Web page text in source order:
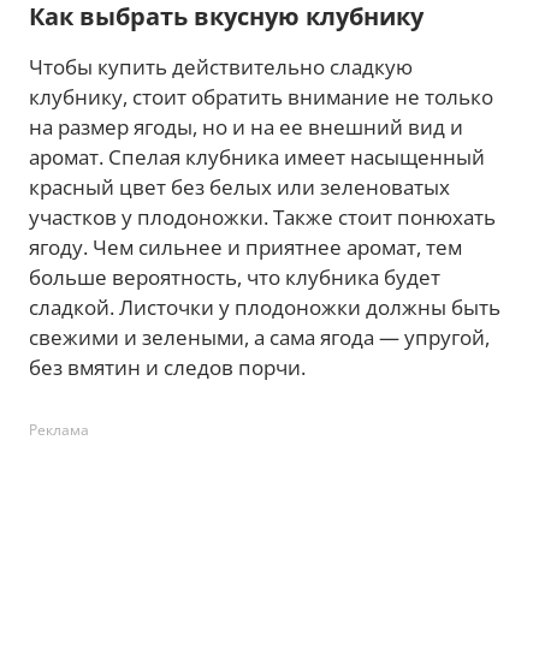
Как выбрать вкусную клубнику
Чтобы купить действительно сладкую
клубнику, стоит обратить внимание не только
на размер ягоды, но и на ее внешний вид и
аромат. Спелая клубника имеет насыщенный
красный цвет без белых или зеленоватых
участков у плодоножки. Также стоит понюхать
ягоду. Чем сильнее и приятнее аромат, тем
больше вероятность, что клубника будет
сладкой. Листочки у плодоножки должны быть
свежими и зелеными, а сама ягода — упругой,
без вмятин и следов порчи.
Реклама